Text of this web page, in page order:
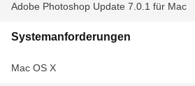
Adobe Photoshop Update 7.0.1 für Mac
Systemanforderungen
Mac OS X